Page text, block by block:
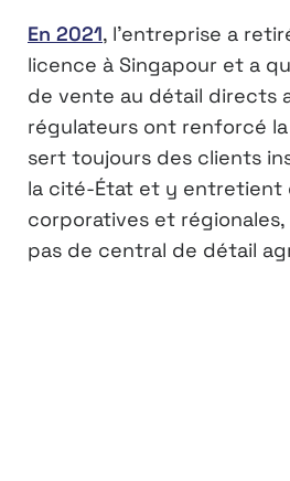
En 2021, l’entreprise a
licence à Singapour et a
de vente au détail directs
régulateurs ont renforcé la
sert toujours des clients
la cité-État et y entretient
corporatives et régionales,
pas de central de détail